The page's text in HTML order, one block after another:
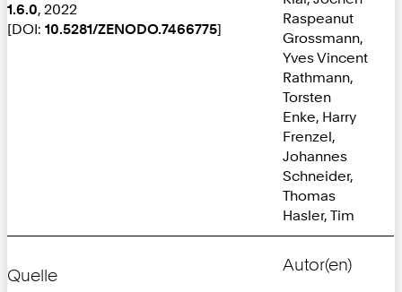
1.6.0, 2022
[DOI: 10.5281/ZENODO.7466775]
Raspeanut
Grossmann,
Yves Vincent
Rathmann,
Torsten
Enke, Harry
Frenzel,
Johannes
Schneider,
Thomas
Hasler, Tim
Quelle
Autor(en)